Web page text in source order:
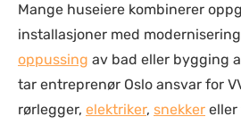
Mange huseiere kombinerer
installasjoner med
oppussing av bad eller bygging
tar entreprenør Oslo ansvar for
rørlegger, elektriker, snekker eller